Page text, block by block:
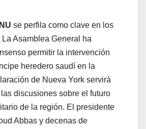
se perfila como clave en los
Asamblea General ha
permitir la intervención
heredero saudí en la
de Nueva York servirá
discusiones sobre el futuro
de la región. El presidente
Abbas y decenas de